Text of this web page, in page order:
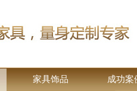
家具饰品 成功案